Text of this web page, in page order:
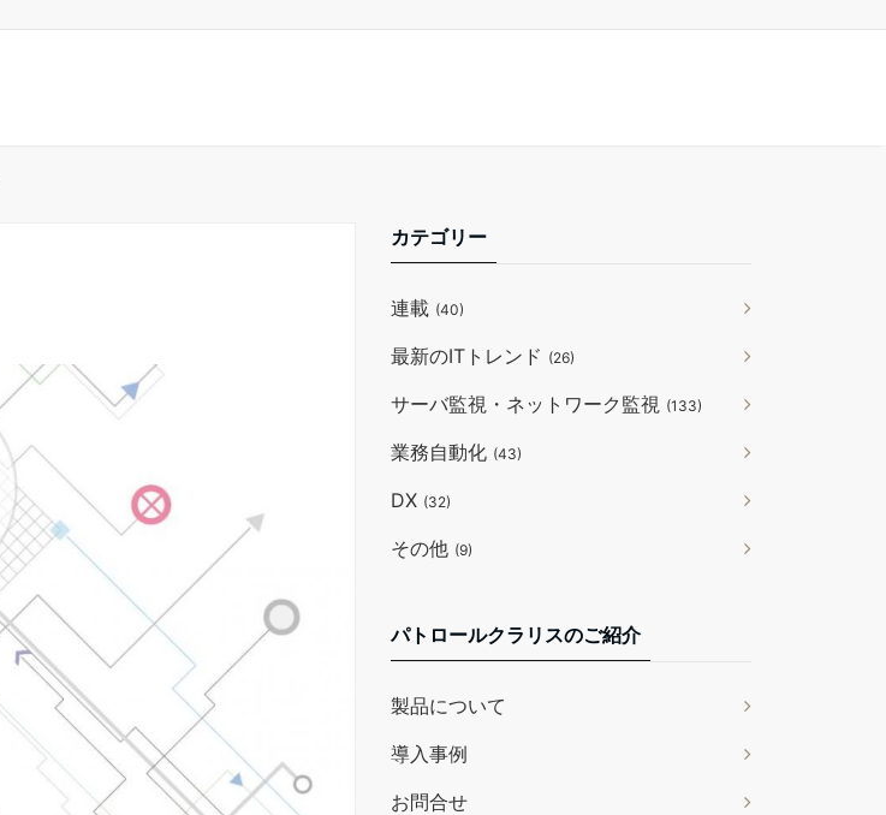
カテゴリー
連載 (40)
最新のITトレンド (26)
サーバ監視・ネットワーク監視 (133)
業務自動化 (43)
DX (32)
その他 (9)
パトロールクラリスのご紹介
製品について
導入事例
お問合せ